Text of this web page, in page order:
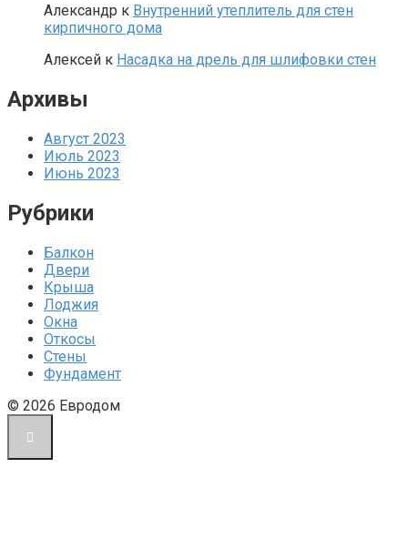
Александр к Внутренний утеплитель для стен
кирпичного дома
Алексей к Насадка на дрель для шлифовки стен
Архивы
Август 2023
Июль 2023
Июнь 2023
Рубрики
Балкон
Двери
Крыша
Лоджия
Окна
Откосы
Стены
Фундамент
© 2026 Евродом